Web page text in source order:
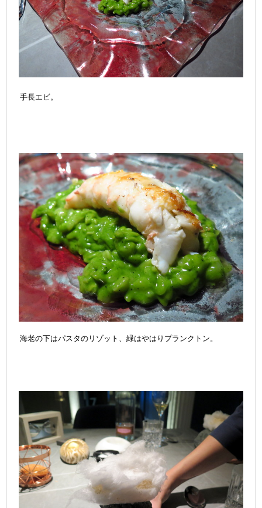
手長エビ。
海老の下はパスタのリゾット、緑はやはりプランクトン。